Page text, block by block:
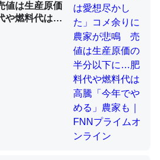
いのか。知らんかった。調べたら
分はエビの600分の1程度。
昆虫学の大問題＝「昆虫はなぜ海にいな
は生産原価
や燃料代は高
家も｜FNNプ